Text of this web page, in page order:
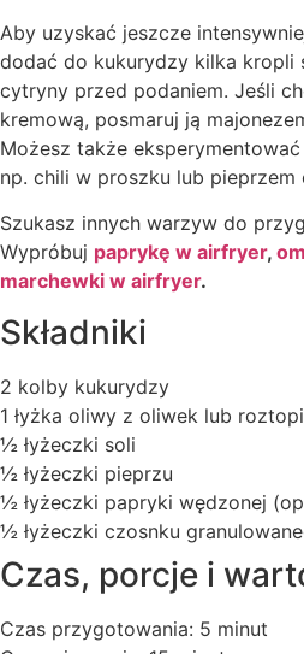
Aby uzyskać jeszcze
dodać do kukurydzy kilka kropli
cytryny przed podaniem. Jeśli
kremową, posmaruj ją
Możesz także
np. chili w proszku lub pieprzem
Szukasz innych warzyw do
Wypróbuj paprykę w airfryer,
marchewki w airfryer.
Składniki
2 kolby kukurydzy
1 łyżka oliwy z oliwek lub
½ łyżeczki soli
½ łyżeczki pieprzu
½ łyżeczki papryki wędzonej
½ łyżeczki czosnku
Czas, porcje i
Czas przygotowania: 5 minut